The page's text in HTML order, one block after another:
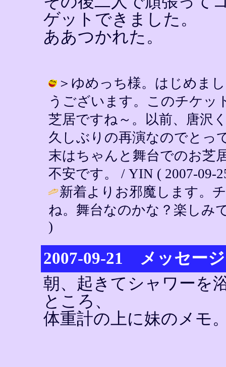
ゲットできました。
ああつかれた。
＞ゆめっち様。はじめま
うございます。このチケッ
芝居ですね～。以前、唐沢
久しぶりの再演なのでとっ
末はちゃんと舞台でのお芝
不安です。 / YIN ( 2007-09-
新着よりお邪魔します。
ね。舞台なのかな？楽しみ
)
2007-09-21 メッセージ
朝、起きてシャワーを
ところ、
体重計の上に妹のメモ